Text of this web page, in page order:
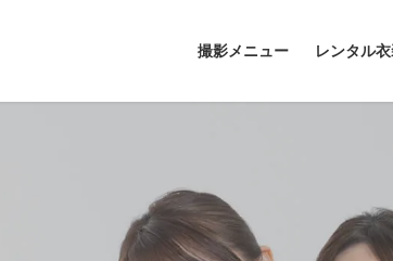
撮影メニュー レンタル